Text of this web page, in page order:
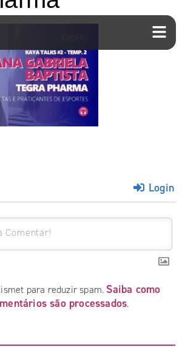
Login
para reduzir spam. Saiba como
são processados.